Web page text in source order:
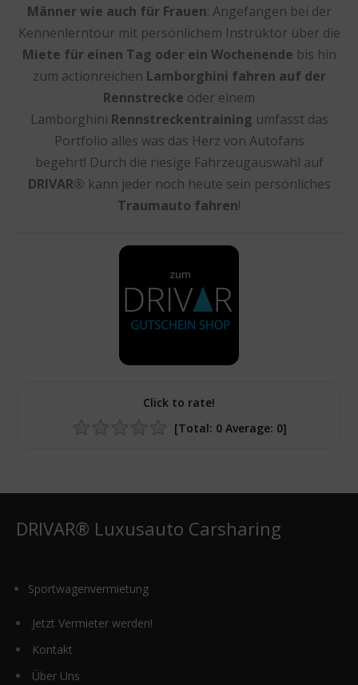
Männer wie auch für Frauen: Angefangen bei der
Kennenlerntour mit persönlichem Instruktor über die
Miete für einen Tag oder ein Wochenende bis hin
zum actionreichen Lamborghini fahren auf der
Rennstrecke oder einem
Lamborghini Rennstreckentraining umfasst das
Portfolio alles was das Herz von Autofans
begehrt! Durch die riesige Fahrzeugauswahl auf
DRIVAR® kann jeder noch heute sein persönliches
Traumauto fahren!
Click to rate!
[Total: 0Average: 0]
DRIVAR® Luxusauto Carsharing
Sportwagenvermietung
Jetzt Vermieter werden!
Kontakt
Über Uns